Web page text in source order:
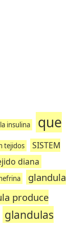
insulina
que
tejidos
SISTEM
diana
glandula
produce
glandulas